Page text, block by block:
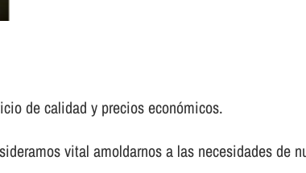
de calidad y precios económicos.
vital amoldarnos a las necesidades de